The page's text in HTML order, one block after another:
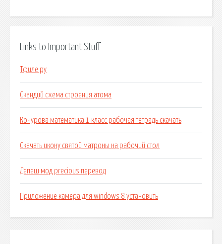
Links to Important Stuff
Тфиле ру
Скандий схема строения атома
Кочурова математика 1 класс рабочая тетрадь скачать
Скачать икону святой матроны на рабочий стол
Депеш мод precious перевод
Приложение камера для windows 8 установить